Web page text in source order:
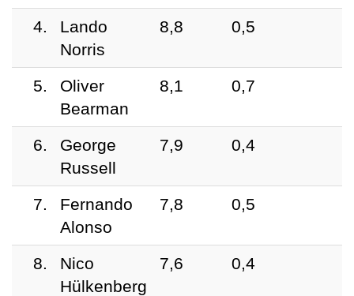
4.
Lando
Norris
8,8 0,5
5.
Oliver
Bearman
8,1 0,7
6.
George
Russell
7,9 0,4
7.
Fernando
Alonso
7,8 0,5
8.
Nico
Hülkenberg
7,6 0,4